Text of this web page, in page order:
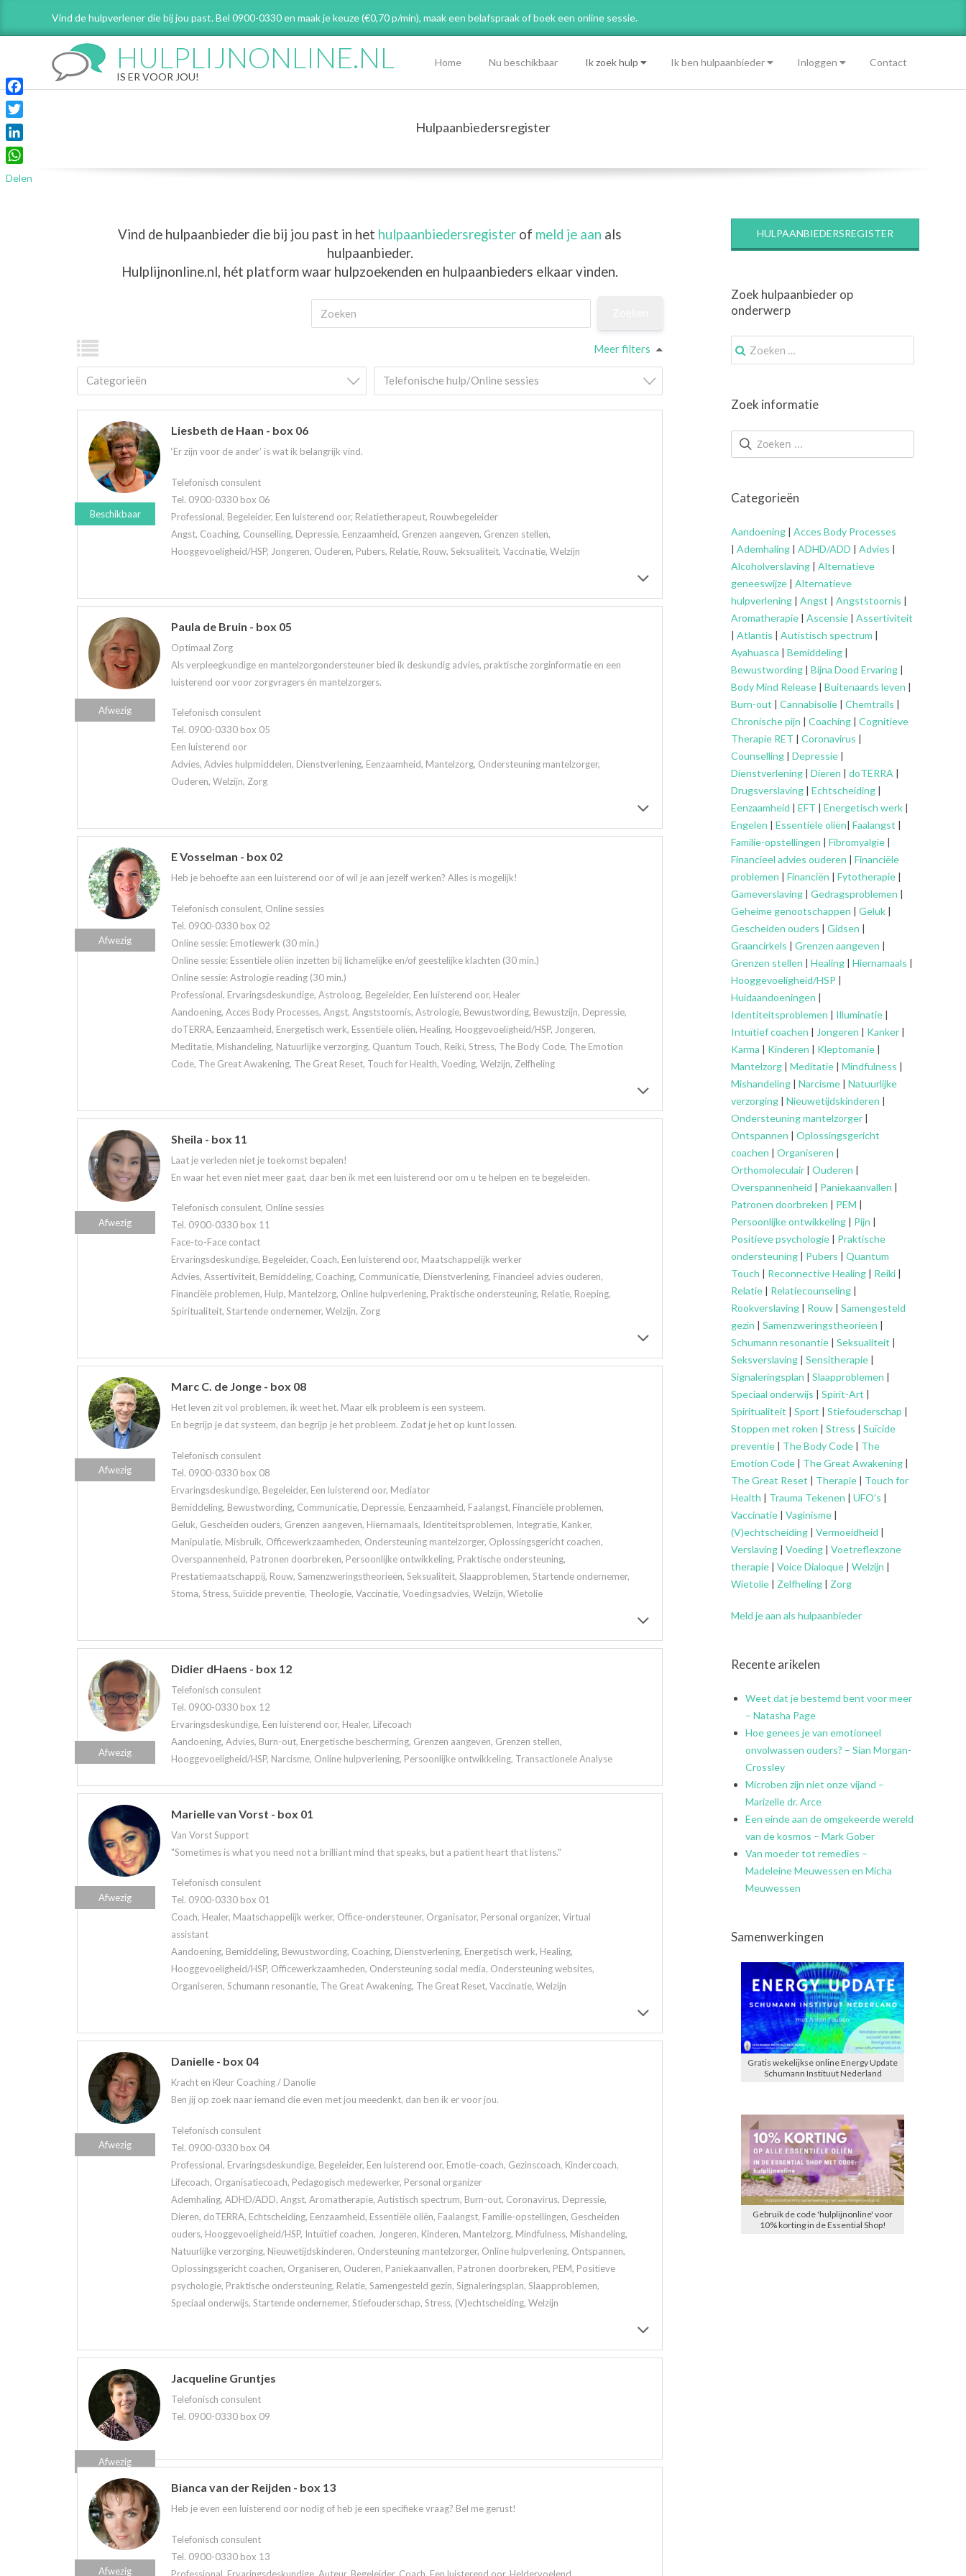
Vind de hulpverlener die bij jou past. Bel 0900-0330 en maak je keuze (€0,70 p/min), maak een belafspraakof boek een online sessie.
HULPLIJNONLINE.NL
IS ER VOOR JOU!
Menu
Home Nu beschikbaar Ik zoek hulp Ik ben hulpaanbieder Inloggen Contact
Hulpaanbiedersregister
Vind de hulpaanbieder die bij jou past in het hulpaanbiedersregister of meld je aan als
hulpaanbieder.
Hulplijnonline.nl, hét platform waar hulpzoekenden en hulpaanbieders elkaar vinden.
Meer filters
Categorieën Telefonische hulp/Online sessies
Liesbeth de Haan - box 06
‘Er zijn voor de ander’ is wat ik belangrijk vind.
Telefonisch consulent
Tel. 0900-0330 box 06
Professional, Begeleider, Een luisterend oor, Relatietherapeut, Rouwbegeleider
Angst, Coaching, Counselling, Depressie, Eenzaamheid, Grenzen aangeven, Grenzen stellen,
Hooggevoeligheid/HSP, Jongeren, Ouderen, Pubers, Relatie, Rouw, Seksualiteit, Vaccinatie, Welzijn
Beschikbaar
Paula de Bruin - box 05
Optimaal Zorg
Als verpleegkundige en mantelzorgondersteuner bied ik deskundig advies, praktische zorginformatie en een
luisterend oor voor zorgvragers én mantelzorgers.
Telefonisch consulent
Tel. 0900-0330 box 05
Een luisterend oor
Advies, Advies hulpmiddelen, Dienstverlening, Eenzaamheid, Mantelzorg, Ondersteuning mantelzorger,
Ouderen, Welzijn, Zorg
Afwezig
E Vosselman - box 02
Heb je behoefte aan een luisterend oor of wil je aan jezelf werken? Alles is mogelijk!
Telefonisch consulent, Online sessies
Tel. 0900-0330 box 02
Online sessie: Emotiewerk (30 min.)
Online sessie: Essentiële oliën inzetten bij lichamelijke en/of geestelijke klachten (30 min.)
Online sessie: Astrologie reading (30 min.)
Professional, Ervaringsdeskundige, Astroloog, Begeleider, Een luisterend oor, Healer
Aandoening, Acces Body Processes, Angst, Angststoornis, Astrologie, Bewustwording, Bewustzijn, Depressie,
doTERRA, Eenzaamheid, Energetisch werk, Essentiële oliën, Healing, Hooggevoeligheid/HSP, Jongeren,
Meditatie, Mishandeling, Natuurlijke verzorging, Quantum Touch, Reiki, Stress, The Body Code, The Emotion
Code, The Great Awakening, The Great Reset, Touch for Health, Voeding, Welzijn, Zelfheling
Afwezig
Sheila - box 11
Laat je verleden niet je toekomst bepalen!
En waar het even niet meer gaat, daar ben ik met een luisterend oor om u te helpen en te begeleiden.
Telefonisch consulent, Online sessies
Tel. 0900-0330 box 11
Face-to-Face contact
Ervaringsdeskundige, Begeleider, Coach, Een luisterend oor, Maatschappelijk werker
Advies, Assertiviteit, Bemiddeling, Coaching, Communicatie, Dienstverlening, Financieel advies ouderen,
Financiële problemen, Hulp, Mantelzorg, Online hulpverlening, Praktische ondersteuning, Relatie, Roeping,
Spiritualiteit, Startende ondernemer, Welzijn, Zorg
Afwezig
Marc C. de Jonge - box 08
Het leven zit vol problemen, ik weet het. Maar elk probleem is een systeem.
En begrijp je dat systeem, dan begrijp je het probleem. Zodat je het op kunt lossen.
Telefonisch consulent
Tel. 0900-0330 box 08
Ervaringsdeskundige, Begeleider, Een luisterend oor, Mediator
Bemiddeling, Bewustwording, Communicatie, Depressie, Eenzaamheid, Faalangst, Financiële problemen,
Geluk, Gescheiden ouders, Grenzen aangeven, Hiernamaals, Identiteitsproblemen, Integratie, Kanker,
Manipulatie, Misbruik, Officewerkzaamheden, Ondersteuning mantelzorger, Oplossingsgericht coachen,
Overspannenheid, Patronen doorbreken, Persoonlijke ontwikkeling, Praktische ondersteuning,
Prestatiemaatschappij, Rouw, Samenzweringstheorieën, Seksualiteit, Slaapproblemen, Startende ondernemer,
Stoma, Stress, Suïcide preventie, Theologie, Vaccinatie, Voedingsadvies, Welzijn, Wietolie
Afwezig
Didier dHaens - box 12
Telefonisch consulent
Tel. 0900-0330 box 12
Ervaringsdeskundige, Een luisterend oor, Healer, Lifecoach
Aandoening, Advies, Burn-out, Energetische bescherming, Grenzen aangeven, Grenzen stellen,
Hooggevoeligheid/HSP, Narcisme, Online hulpverlening, Persoonlijke ontwikkeling, Transactionele Analyse
Afwezig
Marielle van Vorst - box 01
Van Vorst Support
"Sometimes is what you need not a brilliant mind that speaks, but a patient heart that listens."
Telefonisch consulent
Tel. 0900-0330 box 01
Coach, Healer, Maatschappelijk werker, Office-ondersteuner, Organisator, Personal organizer, Virtual
assistant
Aandoening, Bemiddeling, Bewustwording, Coaching, Dienstverlening, Energetisch werk, Healing,
Hooggevoeligheid/HSP, Officewerkzaamheden, Ondersteuning social media, Ondersteuning websites,
Organiseren, Schumann resonantie, The Great Awakening, The Great Reset, Vaccinatie, Welzijn
Afwezig
Danielle - box 04
Kracht en Kleur Coaching / Danolie
Ben jij op zoek naar iemand die even met jou meedenkt, dan ben ik er voor jou.
Telefonisch consulent
Tel. 0900-0330 box 04
Professional, Ervaringsdeskundige, Begeleider, Een luisterend oor, Emotie-coach, Gezinscoach, Kindercoach,
Lifecoach, Organisatiecoach, Pedagogisch medewerker, Personal organizer
Ademhaling, ADHD/ADD, Angst, Aromatherapie, Autistisch spectrum, Burn-out, Coronavirus, Depressie,
Dieren, doTERRA, Echtscheiding, Eenzaamheid, Essentiële oliën, Faalangst, Familie-opstellingen, Gescheiden
ouders, Hooggevoeligheid/HSP, Intuïtief coachen, Jongeren, Kinderen, Mantelzorg, Mindfulness, Mishandeling,
Natuurlijke verzorging, Nieuwetijdskinderen, Ondersteuning mantelzorger, Online hulpverlening, Ontspannen,
Oplossingsgericht coachen, Organiseren, Ouderen, Paniekaanvallen, Patronen doorbreken, PEM, Positieve
psychologie, Praktische ondersteuning, Relatie, Samengesteld gezin, Signaleringsplan, Slaapproblemen,
Speciaal onderwijs, Startende ondernemer, Stiefouderschap, Stress, (V)echtscheiding, Welzijn
Afwezig
Jacqueline Gruntjes
Telefonisch consulent
Tel. 0900-0330 box 09
Afwezig
Bianca van der Reijden - box 13
Heb je even een luisterend oor nodig of heb je een specifieke vraag? Bel me gerust!
Telefonisch consulent
Tel. 0900-0330 box 13
Professional, Ervaringsdeskundige, Auteur, Begeleider, Coach, Een luisterend oor, Heldervoelend
Afwezig
HULPAANBIEDERSREGISTER
Zoek hulpaanbieder op
onderwerp
Zoek
naar:
Zoek informatie
Categorieën
Aandoening | Acces Body Processes
| Ademhaling | ADHD/ADD | Advies |
Alcoholverslaving | Alternatieve
geneeswijze | Alternatieve
hulpverlening | Angst | Angststoornis |
Aromatherapie | Ascensie | Assertiviteit
| Atlantis | Autistisch spectrum |
Ayahuasca | Bemiddeling |
Bewustwording | Bijna Dood Ervaring |
Body Mind Release | Buitenaards leven |
Burn-out | Cannabisolie | Chemtrails |
Chronische pijn | Coaching | Cognitieve
Therapie RET | Coronavirus |
Counselling | Depressie |
Dienstverlening | Dieren | doTERRA |
Drugsverslaving | Echtscheiding |
Eenzaamheid | EFT | Energetisch werk |
Engelen | Essentiële oliën| Faalangst |
Familie-opstellingen | Fibromyalgie |
Financieel advies ouderen | Financiële
problemen | Financiën | Fytotherapie |
Gameverslaving | Gedragsproblemen |
Geheime genootschappen | Geluk |
Gescheiden ouders | Gidsen |
Graancirkels | Grenzen aangeven |
Grenzen stellen | Healing | Hiernamaals |
Hooggevoeligheid/HSP |
Huidaandoeningen |
Identiteitsproblemen | Illuminatie |
Intuïtief coachen | Jongeren | Kanker |
Karma | Kinderen | Kleptomanie |
Mantelzorg | Meditatie | Mindfulness |
Mishandeling | Narcisme | Natuurlijke
verzorging | Nieuwetijdskinderen |
Ondersteuningmantelzorger |
Ontspannen | Oplossingsgericht
coachen | Organiseren |
Orthomoleculair | Ouderen |
Overspannenheid | Paniekaanvallen |
Patronen doorbreken | PEM |
Persoonlijke ontwikkeling | Pijn |
Positieve psychologie | Praktische
ondersteuning | Pubers | Quantum
Touch | Reconnective Healing | Reiki |
Relatie | Relatiecounseling |
Rookverslaving | Rouw | Samengesteld
gezin | Samenzweringstheorieën |
Schumann resonantie | Seksualiteit |
Seksverslaving | Sensitherapie |
Signaleringsplan | Slaapproblemen |
Speciaal onderwijs | Spirit-Art |
Spiritualiteit | Sport | Stiefouderschap |
Stoppen met roken | Stress | Suïcide
preventie | The Body Code | The
Emotion Code | The Great Awakening |
The Great Reset | Therapie | Touch for
Health | Trauma Tekenen | UFO’s |
Vaccinatie | Vaginisme |
(V)echtscheiding | Vermoeidheid |
Verslaving | Voeding | Voetreflexzone
therapie | Voice Dialoque | Welzijn |
Wietolie | Zelfheling | Zorg
Meld je aan als hulpaanbieder
Recente arikelen
Weet dat je bestemd bent voor meer
– Natasha Page
Hoe genees je van emotioneel
onvolwassen ouders? – Sian Morgan-
Crossley
Microben zijn niet onze vijand –
Marizelle dr. Arce
Een einde aan de omgekeerde wereld
van de kosmos – Mark Gober
Van moeder tot remedies –
Madeleine Meuwessen en Micha
Meuwessen
Samenwerkingen
Gratis wekelijkse online Energy Update
Schumann Instituut Nederland
Gebruik de code 'hulplijnonline' voor
10% korting in de Essential Shop!
Facebook
Twitter
LinkedIn
WhatsApp
Delen